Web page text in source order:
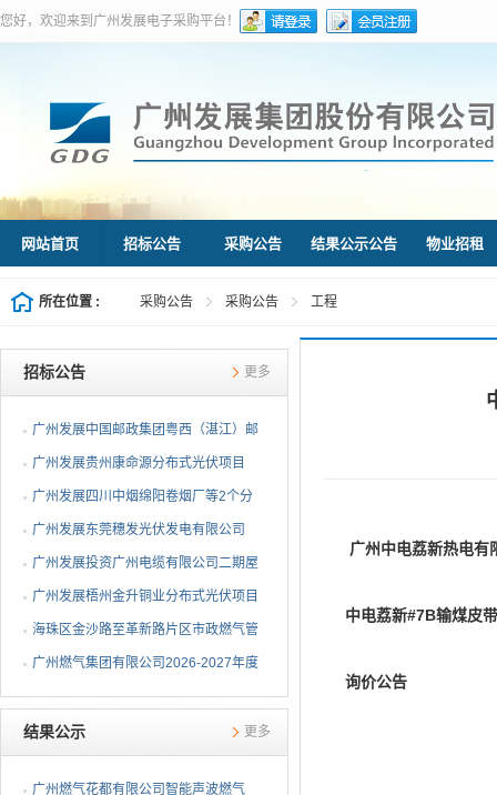
您好，欢迎来到广州发展电子采购平台！
网站首页 招标公告 采购公告 结果公示公告 物业招租
所在位置 : 采购公告 采购公告 工程
广州中电荔新热电有
中电荔新#7B输煤皮
询价公告
招标公告 更多
广州发展中国邮政集团粤西（湛江）邮
件处理中心等3个分布...
广州发展贵州康命源分布式光伏项目
EPC总承包（第二次招标...
广州发展四川中烟绵阳卷烟厂等2个分
布式光伏项目EPC总承包...
广州发展东莞穗发光伏发电有限公司
（广州港新沙港务有限公...
广州发展投资广州电缆有限公司二期屋
顶分布式光伏项目EPC...
广州发展梧州金升铜业分布式光伏项目
EPC总承包招标公告
海珠区金沙路至革新路片区市政燃气管
网更新工程招标公告
广州燃气集团有限公司2026-2027年度
燃气用埋地聚乙烯（PE1...
结果公示 更多
广州燃气花都有限公司智能声波燃气